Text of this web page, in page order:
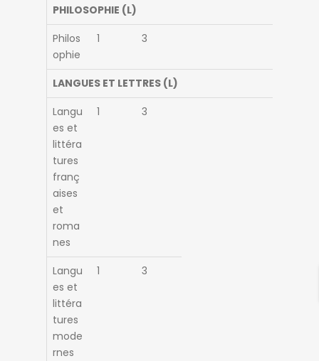
PHILOSOPHIE (L)
Philos
ophie
1 3
LANGUES ET LETTRES (L)
Langu
es et
littéra
tures
franç
aises
et
roma
nes
1 3
Langu
es et
littéra
tures
mode
rnes
1 3